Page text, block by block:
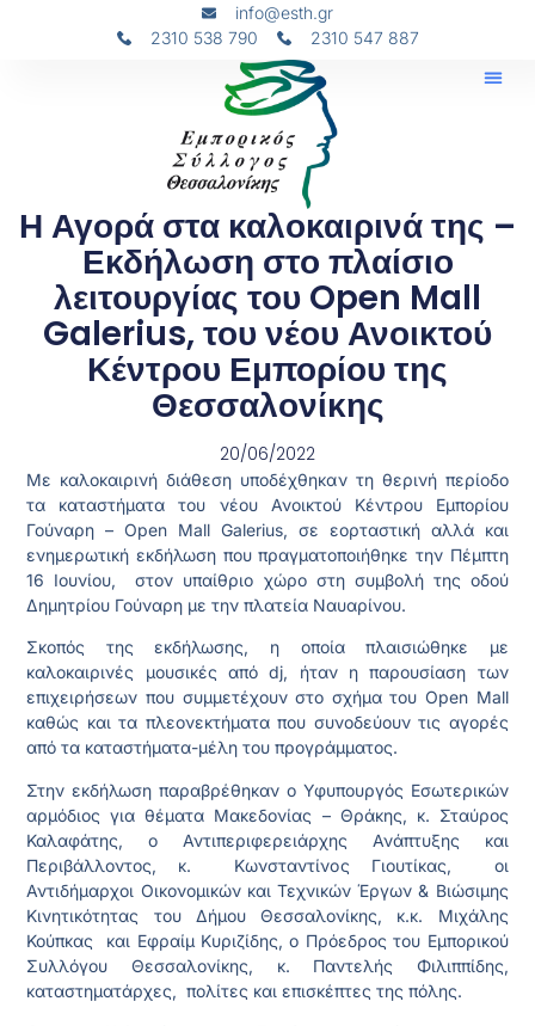
info@esth.gr
2310 538 790
2310 547 887
Η Αγορά στα καλοκαιρινά της –
Εκδήλωση στο πλαίσιο
λειτουργίας του Open Mall
Galerius, του νέου Ανοικτού
Κέντρου Εμπορίου της
Θεσσαλονίκης
20/06/2022
Με καλοκαιρινή διάθεση υποδέχθηκαν τη θερινή περίοδο
τα καταστήματα του νέου Ανοικτού Κέντρου Εμπορίου
Γούναρη – Open Mall Galerius, σε εορταστική αλλά και
ενημερωτική εκδήλωση που πραγματοποιήθηκε την Πέμπτη
16 Ιουνίου, στον υπαίθριο χώρο στη συμβολή της οδού
Δημητρίου Γούναρη με την πλατεία Ναυαρίνου.
Σκοπός της εκδήλωσης, η οποία πλαισιώθηκε με
καλοκαιρινές μουσικές από dj, ήταν η παρουσίαση των
επιχειρήσεων που συμμετέχουν στο σχήμα του Open Mall
καθώς και τα πλεονεκτήματα που συνοδεύουν τις αγορές
από τα καταστήματα-μέλη του προγράμματος.
Στην εκδήλωση παραβρέθηκαν ο Υφυπουργός Εσωτερικών
αρμόδιος για θέματα Μακεδονίας – Θράκης, κ. Σταύρος
Καλαφάτης, ο Αντιπεριφερειάρχης Ανάπτυξης και
Περιβάλλοντος, κ. Κωνσταντίνος Γιουτίκας, οι
Αντιδήμαρχοι Οικονομικών και Τεχνικών Έργων & Βιώσιμης
Κινητικότητας του Δήμου Θεσσαλονίκης, κ.κ. Μιχάλης
Κούπκας και Εφραίμ Κυριζίδης, ο Πρόεδρος του Εμπορικού
Συλλόγου Θεσσαλονίκης, κ. Παντελής Φιλιππίδης,
καταστηματάρχες, πολίτες και επισκέπτες της πόλης.